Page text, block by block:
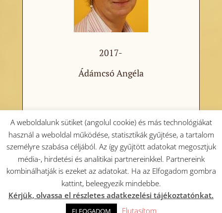
2017-
Ádámcsó Angéla
A weboldalunk sütiket (angolul cookie) és más technológiákat
használ a weboldal működése, statisztikák gyűjtése, a tartalom
személyre szabása céljából. Az így gyűjtött adatokat megosztjuk
média-, hirdetési és analitikai partnereinkkel. Partnereink
kombinálhatják is ezeket az adatokat. Ha az Elfogadom gombra
kattint, beleegyezik mindebbe.
Kérjük, olvassa el részletes adatkezelési tájékoztatónkat.
ELFOGADOM Elutasítom